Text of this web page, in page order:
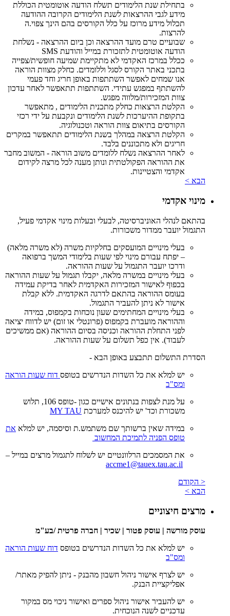
בתחילת שנת הלימודים תשלח הודעה אוטומטית הכוללת
מידע לגבי ההרצאות לשנת הלימודים הקרובה ההודעה
תכלול מידע מרוכז על כלל הקורסים בהם הינך צפוי.ה
להרצות.
שבועיים טרם מועד ההרצאה וכן ביום ההרצאה - נשלחת
הודעה אוטומטית לתזכורת במייל והודעת SMS
ככלל במרכז האקדמי לא מתקיימת שמיעה חופשית/צפייה
בתכני באתר הקורס לסגל וללומדים. כחלק מצוות הוראה
אנו שמחים לאפשר השתתפות באופן חריג וחד פעמי
להשתתף במפגש עתידי. השתתפות תתאפשר לאחר עדכון
צוות המזכירות/מלווה מפגש.
הקלטת הרצאות כחלק מתכנית הלימודים , מתאפשר
בתקופת ההיערכות לשנת הלימודים ונקבעת על ידי רכזי
הקורסים בתיאום צוות הוראה וטכנולוגיה.
הקלטת הרצאה במהלך בשנת הלימודים תתאפשר במקרים
חריגים ולא מתכוננים בלבד.
לאחר ההרצאה נשלח ללומדים משוב הוראה - המשוב מחבר
את ההוראה הפקולטתית ונותן מענה לכל מרצה לקידום
אקדמי והצטיינות.
הבא >
מינוי אקדמי
בהתאם לנהלי האוניברסיטה, לבעלי ובעלות מינוי אקדמי פעיל,
התגמול יועבר ממדור משכורות.
בעלי מינויים המועסקים בחלקיות משרה (לא משרה מלאה)
– יפתח עבורם מינוי לפי שעות בלימודי המשך ברפואה
ודרכו יועבר התגמול על שעות ההוראה.
בעלי מינויים במשרה מלאה, יקבלו תגמול על שעות ההוראה
בכפוף לאישור המזכירות האקדמית לאחר בדיקת עמידה
בעומס ההוראה בהתאם לדרגה האקדמית. ללא קבלת
אישור לא ניתן להעביר התגמול.
בעלי מינויים המחתימים שעון נוכחות בקמפוס, במידה
וההוראה מועברת בקמפוס (פרונטלי או זום) יש לדווח יציאה
לפני התחלת ההוראה וכניסה בסיום ההוראה (אם ממשיכים
לעבוד). אין כפל תשלום על שעות ההוראה.
הסדרת התשלום תתבצע באופן הבא -
יש למלא את כל השדות הנדרשים בטופס דוח שעות הוראה
ומס"ב
על מנת לצפות בנתונים אישיים כגון -טופס 106, תלוש
משכורת וכד' יש להיכנס למערכת MY TAU
במידה שאין ברשותך שם משתמש.ת וסיסמה, יש למלא את
טופס הפניה לתמיכת המחשוב
את המסמכים הרלוונטיים יש לשלוח לתגמול מרצים במייל –
accme1@tauex.tau.ac.il
< הקודם
הבא >
מרצים חיצוניים
עוסק מורשה | עוסק פטור | שכיר | חברה פרטית /בע"מ
יש למלא את כל השדות הנדרשים בטופס דוח שעות הוראה
ומס"ב
יש לצרף אישור ניהול חשבון מהבנק - ניתן להפיק מאתר/
אפליקציית הבנק.
יש להעביר אישור ניהול ספרים ואישור ניכוי מס במקור
עדכניים לשנה הנוכחית.